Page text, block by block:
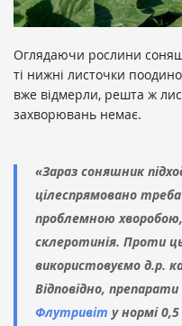
Оглядаючи рослини
ті нижні листочки
вже відмерли, решта ж
захворювань немає.
«Зараз соняшник
цілеспрямовано
проблемною
склеротинія. Проти
використовуємо д.р.
Відповідно, препарати
Флутривіт у нормі